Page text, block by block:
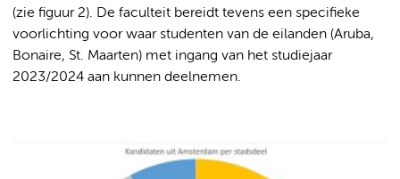
(zie figuur 2). De faculteit bereidt tevens een specifieke
voorlichting voor waar studenten van de eilanden (Aruba,
Bonaire, St. Maarten) met ingang van het studiejaar
2023/2024 aan kunnen deelnemen.